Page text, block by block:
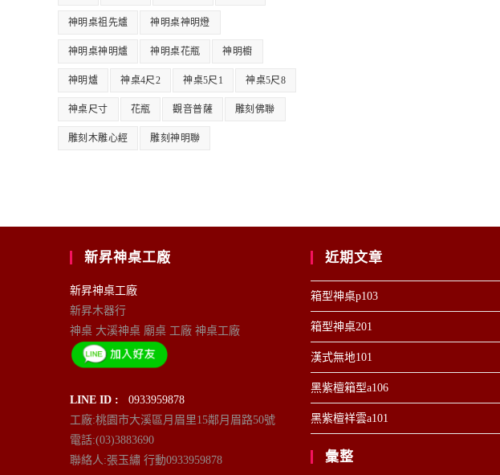
神明桌祖先爐 神明桌神明燈
神明桌神明爐 神明桌花瓶 神明櫥
神明爐 神桌4尺2 神桌5尺1 神桌5尺8
神桌尺寸 花瓶 觀音普薩 雕刻佛聯
雕刻木雕心經 雕刻神明聯
新昇神桌工廠
新昇神桌工廠
新昇木器行
神桌 大溪神桌 廟桌 工廠 神桌工廠
LINE ID :
0933959878
工廠:桃園市大溪區月眉里15鄰月眉路50號
電話:(03)3883690
聯絡人:張玉繡 行動0933959878
近期文章
箱型神桌p103
箱型神桌201
漢式無地101
黑紫檀箱型a106
黑紫檀祥雲a101
彙整